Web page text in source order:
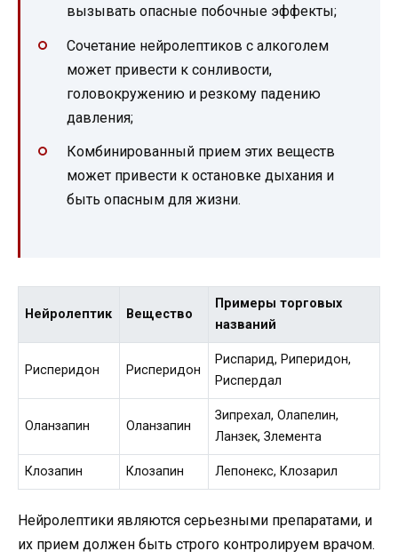
вызывать опасные побочные эффекты;
Сочетание нейролептиков с алкоголем
может привести к сонливости,
головокружению и резкому падению
давления;
Комбинированный прием этих веществ
может привести к остановке дыхания и
быть опасным для жизни.
Нейролептик Вещество
Примеры торговых
названий
Рисперидон Рисперидон
Риспарид, Риперидон,
Риспердал
Оланзапин Оланзапин
Зипрехал, Олапелин,
Ланзек, Злемента
Клозапин Клозапин Лепонекс, Клозарил
Нейролептики являются серьезными препаратами, и
их прием должен быть строго контролируем врачом.